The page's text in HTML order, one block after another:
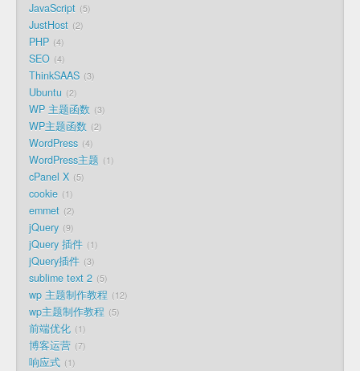
JavaScript 5
JustHost 2
PHP 4
SEO 4
ThinkSAAS 3
Ubuntu 2
WP 主题函数 3
WP主题函数 2
WordPress 4
WordPress主题 1
cPanel X 5
cookie 1
emmet 2
jQuery 9
jQuery 插件 1
jQuery插件 3
sublime text 2 5
wp 主题制作教程 12
wp主题制作教程 5
前端优化 1
博客运营 7
响应式 1